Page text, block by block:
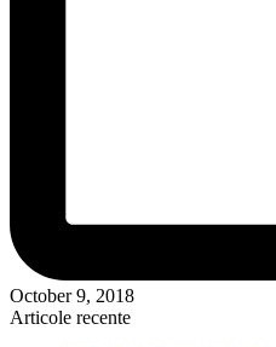
October 9, 2018
Articole recente